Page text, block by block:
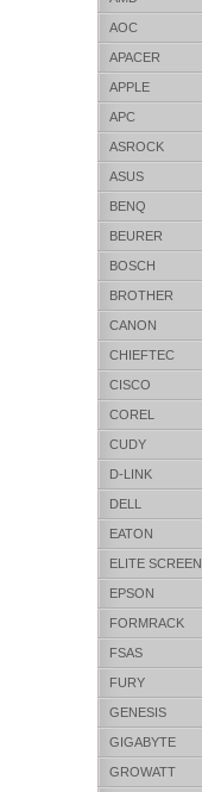
AOC
APACER
APPLE
APC
ASROCK
ASUS
BENQ
BEURER
BOSCH
BROTHER
CANON
CHIEFTEC
CISCO
COREL
CUDY
D-LINK
DELL
EATON
ELITE SCREEN
EPSON
FORMRACK
FSAS
FURY
GENESIS
GIGABYTE
GROWATT